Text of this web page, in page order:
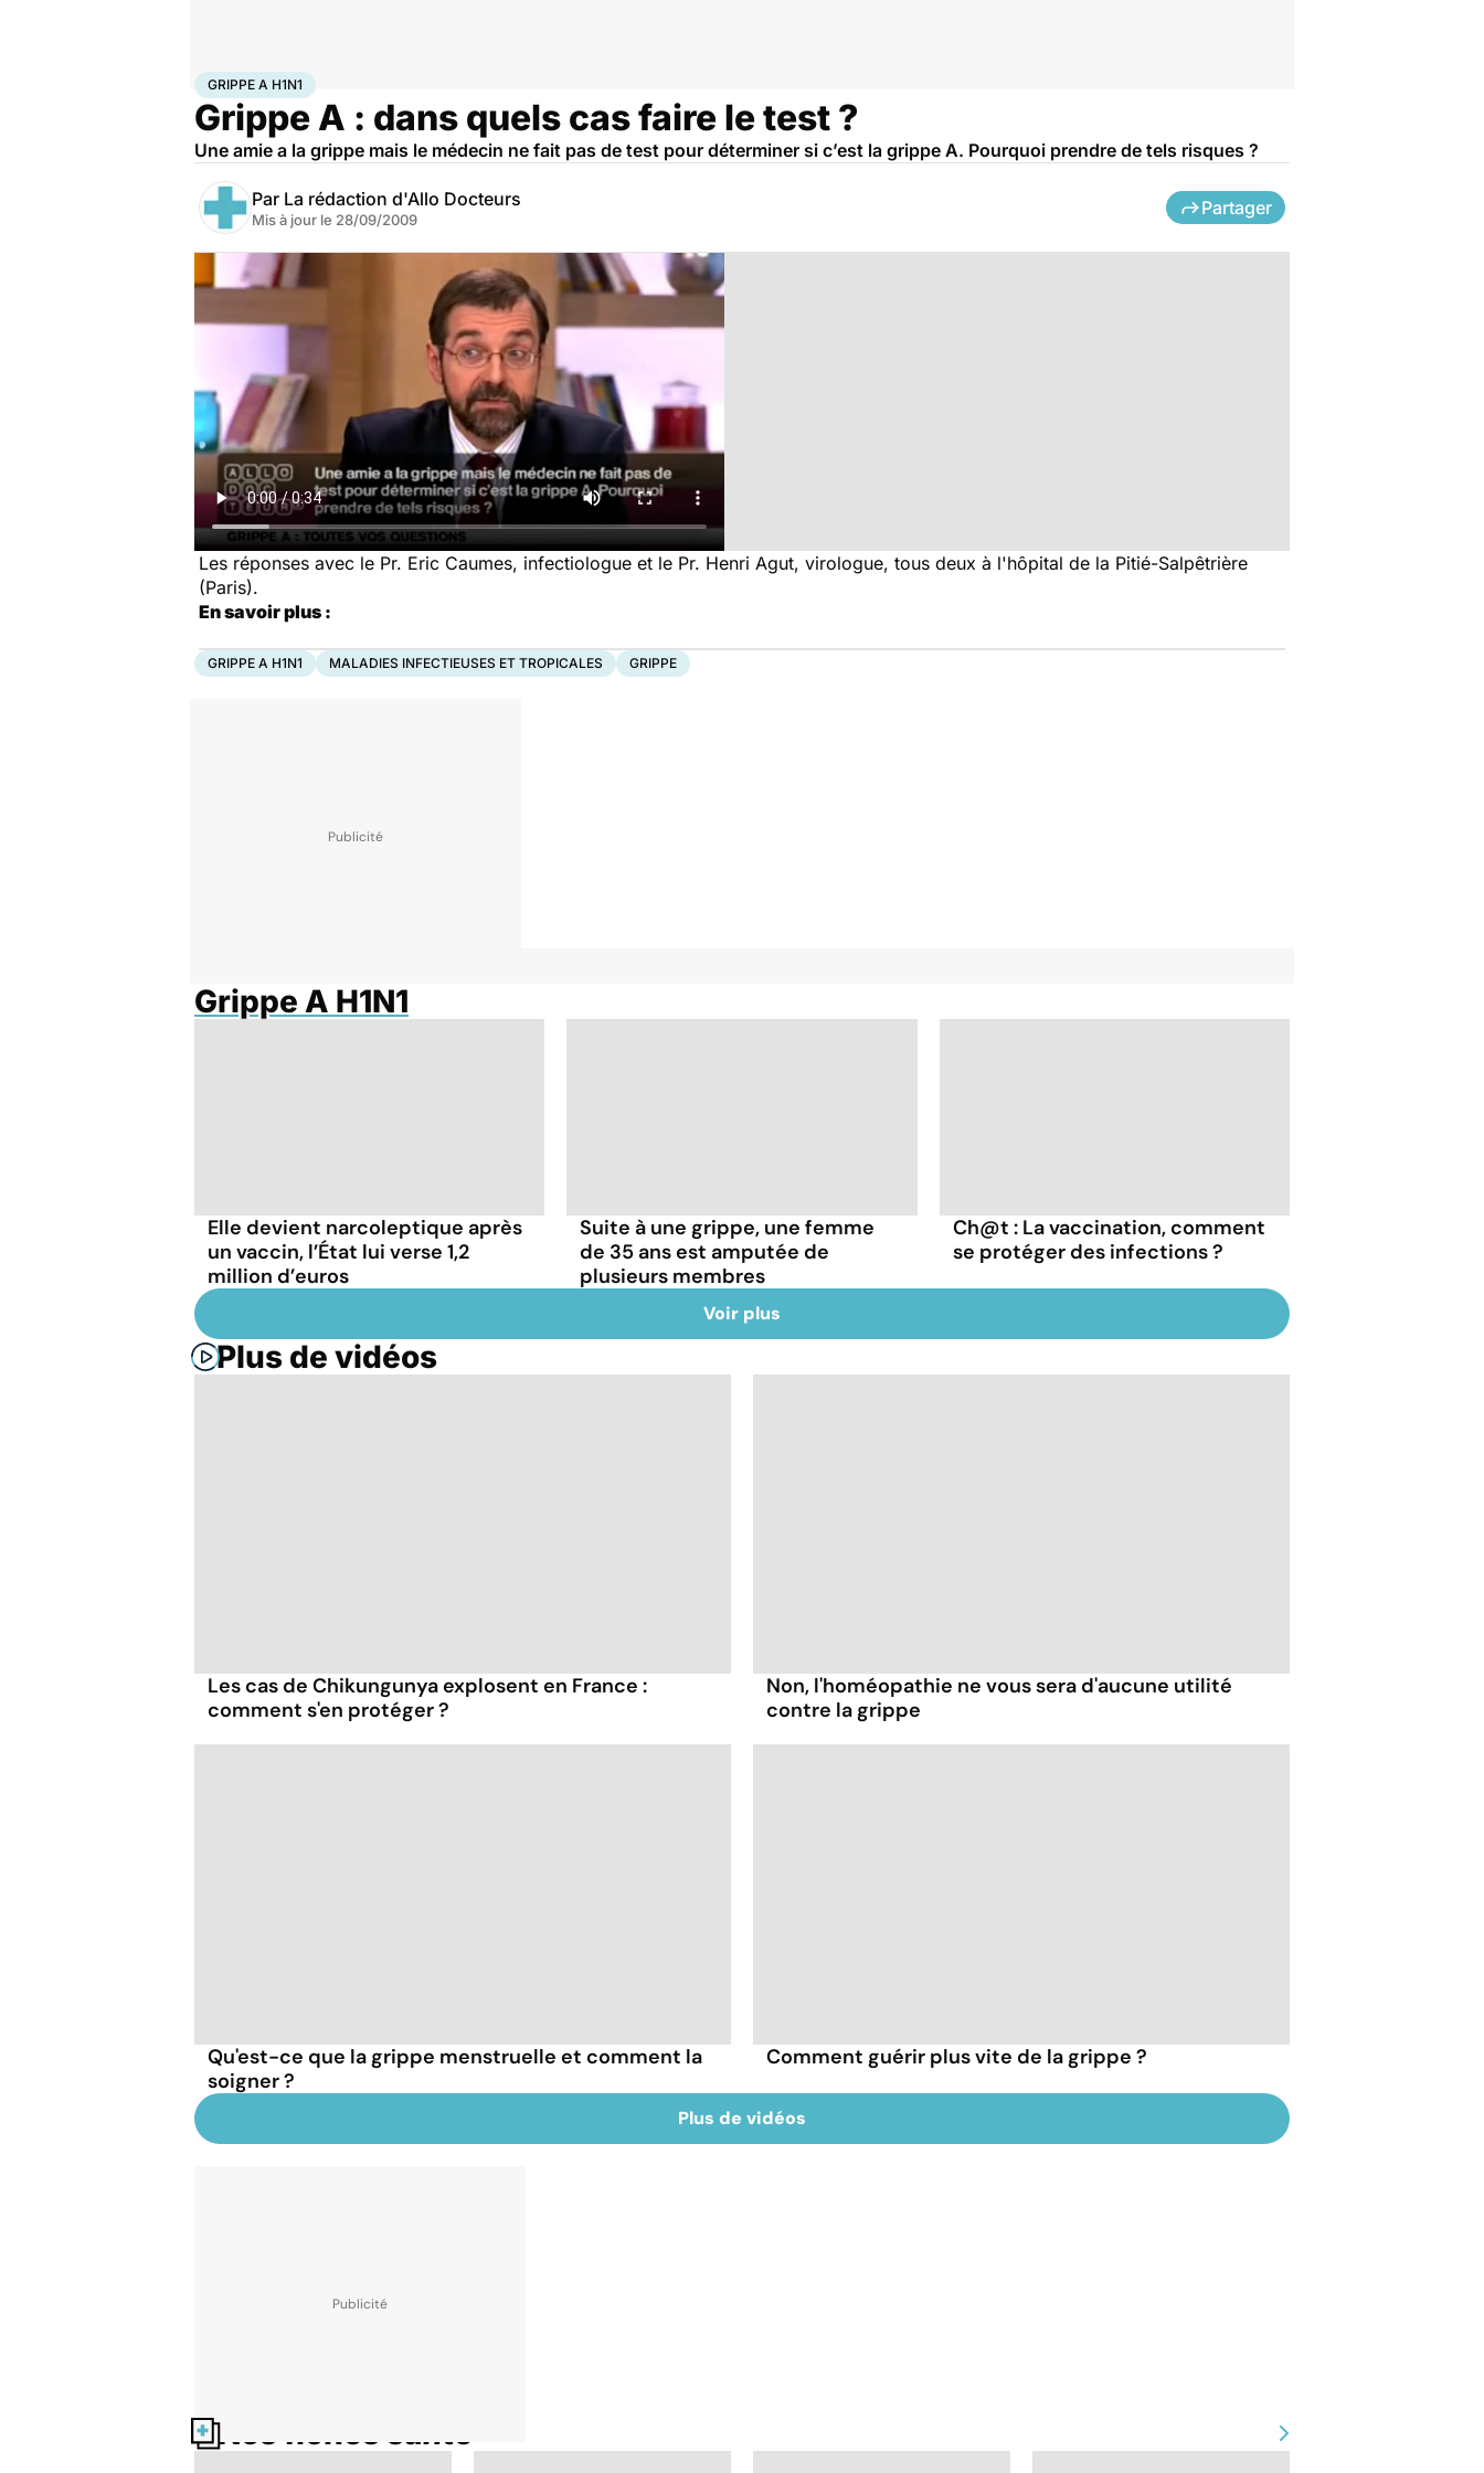
AccueilSantéMaladies
GRIPPE A H1N1
Grippe A : dans quels cas faire le test ?
Une amie a la grippe mais le médecin ne fait pas de test pour déterminer si c’est la grippe A. Pourquoi prendre de tels risques ?
Par La rédaction d'Allo Docteurs
Mis à jour le 28/09/2009
Partager
Les réponses avec le Pr. Eric Caumes, infectiologue et le Pr. Henri Agut, virologue, tous deux à l'hôpital de la Pitié-Salpêtrière
(Paris).
En savoir plus :
GRIPPE A H1N1 MALADIES INFECTIEUSES ET TROPICALES GRIPPE
Grippe A H1N1
Elle devient narcoleptique après
un vaccin, l’État lui verse 1,2
million d’euros
Suite à une grippe, une femme
de 35 ans est amputée de
plusieurs membres
Ch@t : La vaccination, comment
se protéger des infections ?
Voir plus
Plus de vidéos
Les cas de Chikungunya explosent en France :
comment s'en protéger ?
Non, l'homéopathie ne vous sera d'aucune utilité
contre la grippe
Qu'est-ce que la grippe menstruelle et comment la
soigner ?
Comment guérir plus vite de la grippe ?
Plus de vidéos
Nos fiches santé